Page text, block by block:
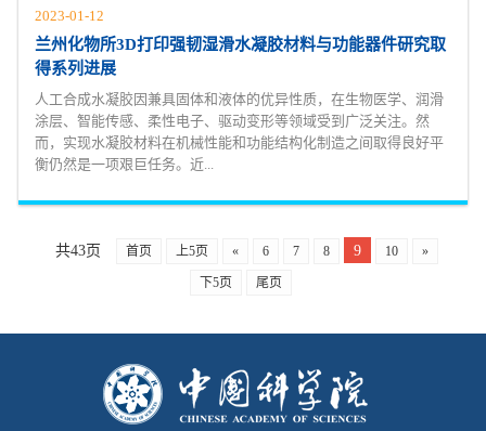
2023-01-12
兰州化物所3D打印强韧湿滑水凝胶材料与功能器件研究取
得系列进展
人工合成水凝胶因兼具固体和液体的优异性质，在生物医学、润滑
涂层、智能传感、柔性电子、驱动变形等领域受到广泛关注。然
而，实现水凝胶材料在机械性能和功能结构化制造之间取得良好平
衡仍然是一项艰巨任务。近...
共43页 首页 上5页 « 6 7 8 9 10 »
下5页 尾页